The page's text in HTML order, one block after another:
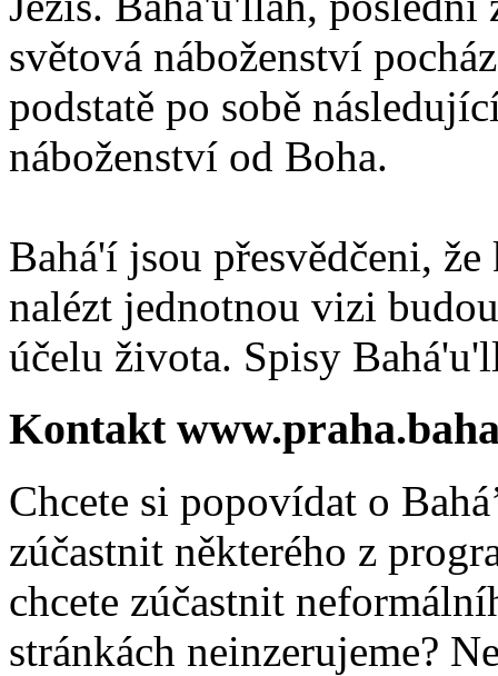
světová náboženství
podstatě po sobě
náboženství od Boha.
Bahá'í jsou přesvědčeni,
nalézt jednotnou vizi
účelu života. Spisy
Kontakt
Chcete si popovídat o
zúčastnit některého z
chcete zúčastnit
stránkách neinzerujeme?